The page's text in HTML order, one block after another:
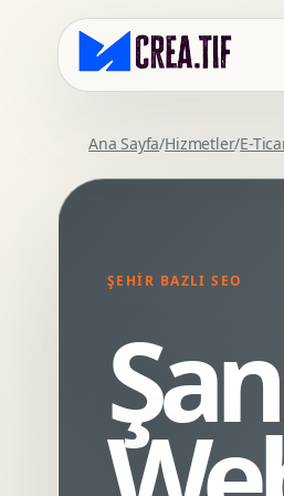
Kurumsal Web Tasarim
SEO Uyumlu Web Tasarim
Webflow Web Tasarim
Framer Web Tasarim
Kurumsal Site Yenileme
Ana Sayfa/Hizmetler/E-
ŞEHIR BAZLI SEO